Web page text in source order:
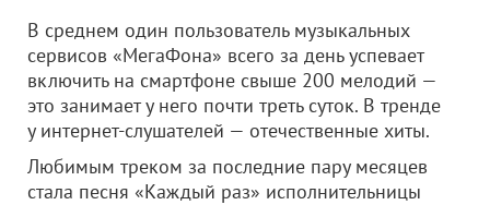
В среднем один пользователь музыкальных
сервисов «МегаФона» всего за день успевает
включить на смартфоне свыше 200 мелодий —
это занимает у него почти треть суток. В тренде
у интернет-слушателей — отечественные хиты.
Любимым треком за последние пару месяцев
стала песня «Каждый раз» исполнительницы